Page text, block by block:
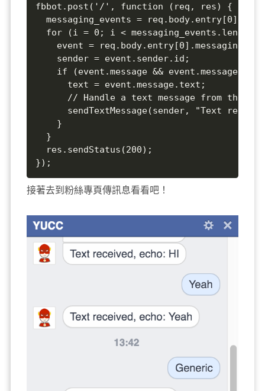
fbbot.post('/', function (req, res) {
messaging_events =
for (i = 0; i < messaging_events.length;
    event = req.body.entry[0].messaging[i];
    sender = event.sender.id;
if (event.message &&
      text = event.message.text;
// Handle a text message from this
sendTextMessage(sender, "Text
    }
  }
  res.sendStatus(200);
});
接著去到粉絲專頁傳訊息看看吧！